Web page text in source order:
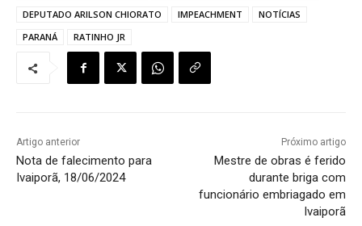
DEPUTADO ARILSON CHIORATO
IMPEACHMENT
NOTÍCIAS
PARANÁ
RATINHO JR
Artigo anterior
Nota de falecimento para
Ivaiporã, 18/06/2024
Próximo artigo
Mestre de obras é ferido
durante briga com
funcionário embriagado em
Ivaiporã